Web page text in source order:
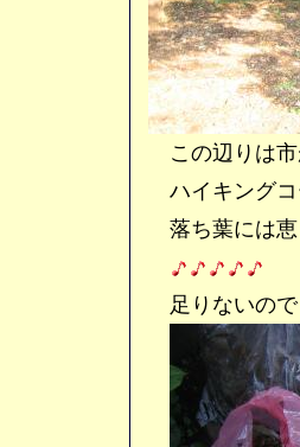
この辺りは市
ハイキングコ
落ち葉には恵
足りないので